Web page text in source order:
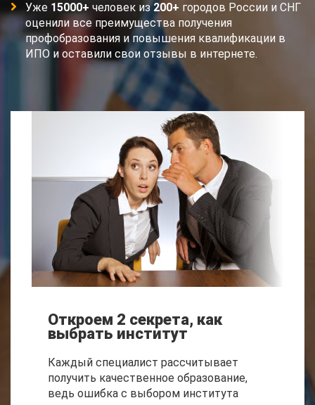
Уже 15000+ человек из200+ городов России и СНГ
оценили все преимущества получения
профобразования и повышения квалификации в
ИПО и оставили свои отзывы в интернете.
Откроем 2 секрета, как
выбрать институт
Каждый специалист рассчитывает
получить качественное образование,
ведь ошибка с выбором института